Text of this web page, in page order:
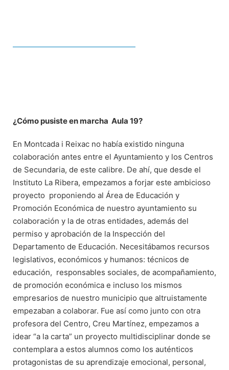
¿Cómo pusiste en marcha Aula 19?
En Montcada i Reixac no había existido ninguna
colaboración antes entre el Ayuntamiento y los Centros
de Secundaria, de este calibre. De ahí, que desde el
Instituto La Ribera, empezamos a forjar este ambicioso
proyecto proponiendo al Área de Educación y
Promoción Económica de nuestro ayuntamiento su
colaboración y la de otras entidades, además del
permiso y aprobación de la Inspección del
Departamento de Educación. Necesitábamos recursos
legislativos, económicos y humanos: técnicos de
educación, responsables sociales, de acompañamiento,
de promoción económica e incluso los mismos
empresarios de nuestro municipio que altruistamente
empezaban a colaborar. Fue así como junto con otra
profesora del Centro, Creu Martínez, empezamos a
idear “a la carta” un proyecto multidisciplinar donde se
contemplara a estos alumnos como los auténticos
protagonistas de su aprendizaje emocional, personal,